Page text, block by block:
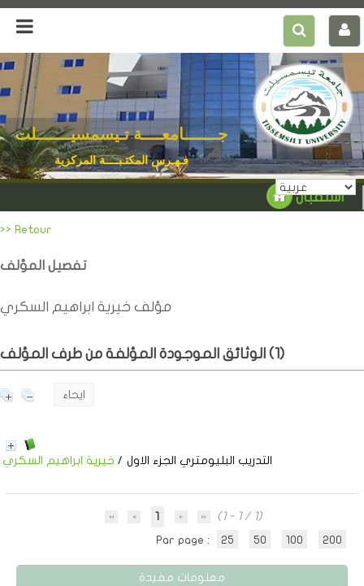
جـــــــامعــــة تـيسمسيـــــــلت
فـهـرس المكتـبــــة المركزية
استقبال
>> Retour
تفصيل المؤلف
مؤلف خيرية ابراهيم السكري
الوثائق الموجودة المؤلفة من طرف المؤلف (1)
ايحاء
التدريب البليومتري الجزء الاول / خيرية ابراهيم السكري
1
(1 - 1 / 1)
Par page :
25 50 100 200
معلومات مفيدة